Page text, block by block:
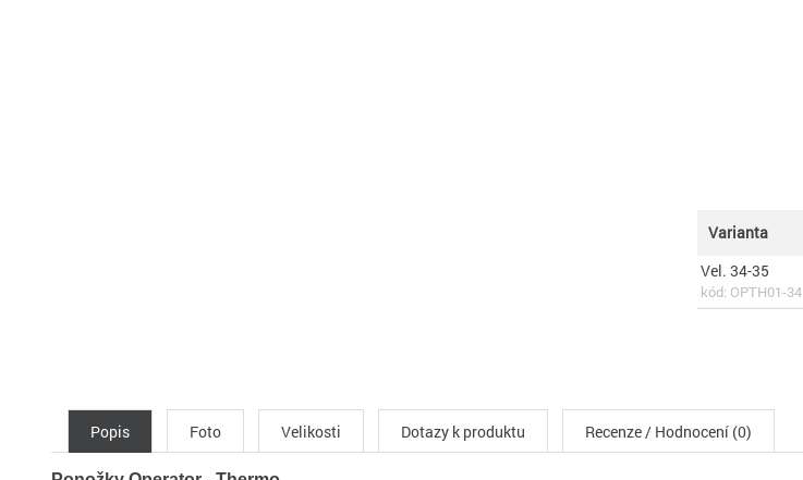
Varianta
Vel. 34-35
kód: OPTH01-34
Popis Foto Velikosti Dotazy k produktu Recenze / Hodnocení (0)